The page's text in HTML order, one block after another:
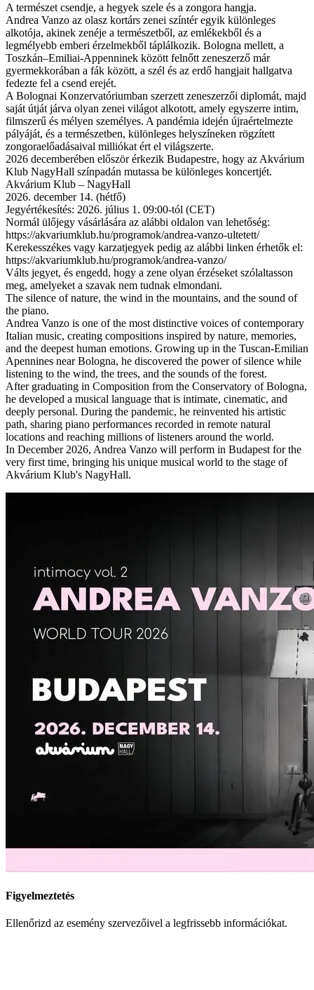
A természet csendje, a hegyek szele és a zongora hangja.
Andrea Vanzo az olasz kortárs zenei színtér egyik különleges
alkotója, akinek zenéje a természetből, az emlékekből és a
legmélyebb emberi érzelmekből táplálkozik. Bologna mellett, a
Toszkán–Emiliai-Appenninek között felnőtt zeneszerző már
gyermekkorában a fák között, a szél és az erdő hangjait hallgatva
fedezte fel a csend erejét.
A Bolognai Konzervatóriumban szerzett zeneszerzői diplomát, majd
saját útját járva olyan zenei világot alkotott, amely egyszerre intim,
filmszerű és mélyen személyes. A pandémia idején újraértelmezte
pályáját, és a természetben, különleges helyszíneken rögzített
zongoraelőadásaival milliókat ért el világszerte.
2026 decemberében először érkezik Budapestre, hogy az Akvárium
Klub NagyHall színpadán mutassa be különleges koncertjét.
Akvárium Klub – NagyHall
2026. december 14. (hétfő)
Jegyértékesítés: 2026. július 1. 09:00-tól (CET)
Normál ülőjegy vásárlására az alábbi oldalon van lehetőség:
https://akvariumklub.hu/programok/andrea-vanzo-ultetett/
Kerekesszékes vagy karzatjegyek pedig az alábbi linken érhetők el:
https://akvariumklub.hu/programok/andrea-vanzo/
Válts jegyet, és engedd, hogy a zene olyan érzéseket szólaltasson
meg, amelyeket a szavak nem tudnak elmondani.
The silence of nature, the wind in the mountains, and the sound of
the piano.
Andrea Vanzo is one of the most distinctive voices of contemporary
Italian music, creating compositions inspired by nature, memories,
and the deepest human emotions. Growing up in the Tuscan-Emilian
Apennines near Bologna, he discovered the power of silence while
listening to the wind, the trees, and the sounds of the forest.
After graduating in Composition from the Conservatory of Bologna,
he developed a musical language that is intimate, cinematic, and
deeply personal. During the pandemic, he reinvented his artistic
path, sharing piano performances recorded in remote natural
locations and reaching millions of listeners around the world.
In December 2026, Andrea Vanzo will perform in Budapest for the
very first time, bringing his unique musical world to the stage of
Akvárium Klub's NagyHall.
Figyelmeztetés
Ellenőrizd az esemény szervezőivel a legfrissebb információkat.